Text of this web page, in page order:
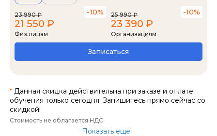
23 990 ₽ -10%
21 550 ₽
Физ.лицам
25 990 ₽ -10%
23 390 ₽
Организациям
Записаться
* Данная скидка действительна при заказе и оплате
обучения только сегодня. Запишитесь прямо сейчас со
скидкой!
Стоимость не облагается НДС
Показать еще